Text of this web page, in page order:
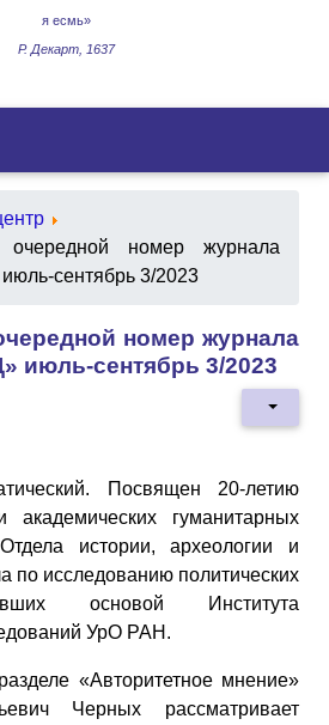
я есмь»
Р. Декарт, 1637
номер журнала
сентябрь 3/2023
номер журнала
июль-сентябрь 3/2023
Посвящен 20-летию
гуманитарных
истории, археологии и
по исследованию политических
основой Института
УрО РАН.
«Авторитетное мнение»
Черных рассматривает